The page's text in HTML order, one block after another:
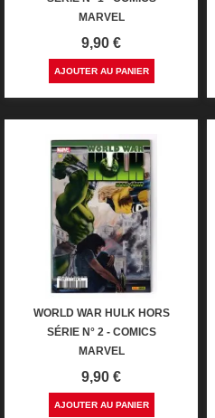
MARVEL
Prix
9,90 €
AJOUTER AU PANIER
WORLD WAR HULK HORS
SÉRIE N° 2 - COMICS
MARVEL
Prix
9,90 €
AJOUTER AU PANIER